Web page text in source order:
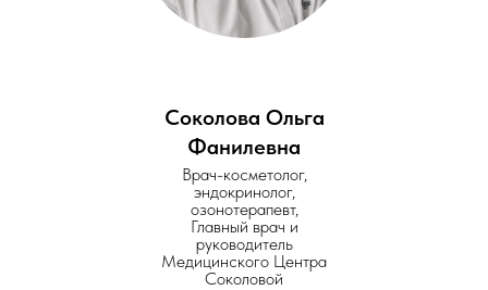
Соколова Ольга
Фанилевна
Врач-косметолог,
эндокринолог,
озонотерапевт,
Главный врач и
руководитель
Медицинского Центра
Соколовой